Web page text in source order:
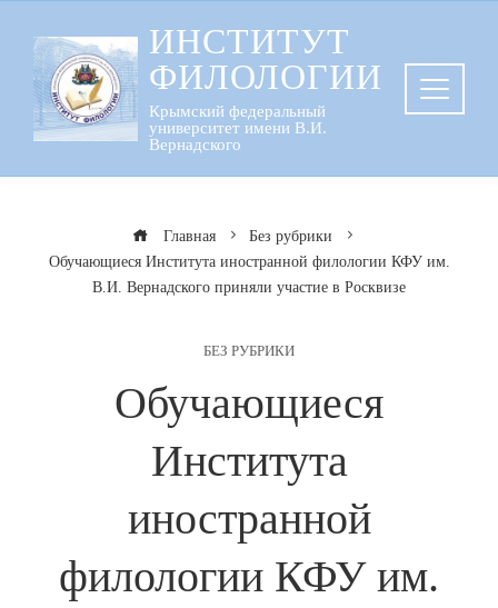
содержанию
ИНСТИТУТ
ФИЛОЛОГИИ
Крымский федеральный
университет имени В.И.
Вернадского
Главная
Без рубрики
Обучающиеся Института иностранной филологии КФУ им.
В.И. Вернадского приняли участие в Росквизе
БЕЗ РУБРИКИ
Обучающиеся
Института
иностранной
филологии КФУ им.